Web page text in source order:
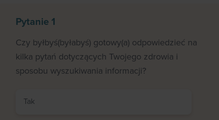
Pytanie 1
Czy byłbyś(byłabyś) gotowy(a) odpowiedzieć na
kilka pytań dotyczących Twojego zdrowia i
sposobu wyszukiwania informacji?
Tak